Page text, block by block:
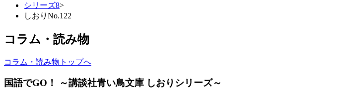
シリーズ8>
しおりNo.122
コラム・読み物
コラム・読み物トップへ
国語でGO！ ～講談社青い鳥文庫 しおりシリーズ～